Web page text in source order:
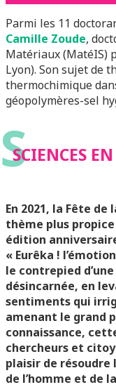
Parmi les 11
Camille Zoude,
Matériaux (MatéIS)
Lyon). Son sujet de
thermochimique
géopolymères-sel
S
SCIENCES
En 2021, la Fête de
thème plus
édition
« Eurêka !
le contrepied
désincarnée, en
sentiments qui
amenant le grand
connaissance,
chercheurs et
plaisir de résoudre
de l’homme et de